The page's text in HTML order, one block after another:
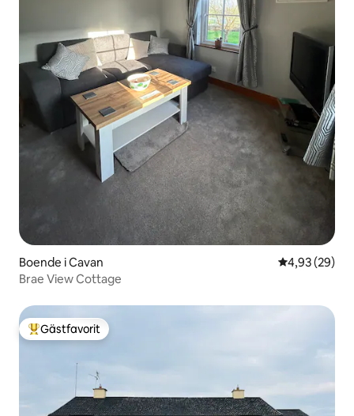
Boende i Cavan 4,93 av 5 i
4,93 (29)
Brae View Cottage
Populär gästfavorit
Gästfavorit